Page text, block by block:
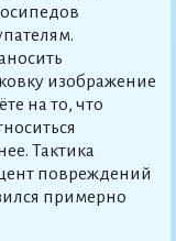
изображение
на то, что
Тактика
повреждений
примерно